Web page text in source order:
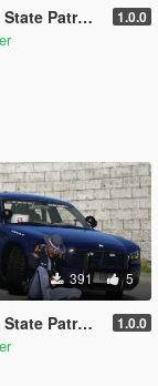
2016 FPIU 1.0.0
391 5
2009 Charger 1.0.0